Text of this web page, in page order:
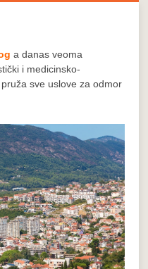
a danas veoma
i medicinsko-
sve uslove za odmor